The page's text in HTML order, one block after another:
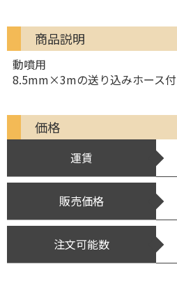
商品説明
動噴用
8.5mm×3mの送り込みホース付
価格
運賃
販売価格
注文可能数